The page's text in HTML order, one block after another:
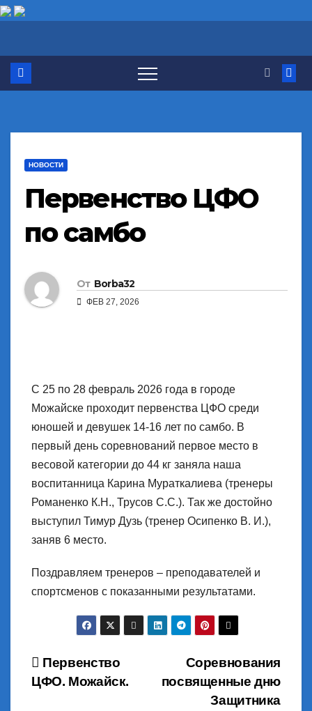
содержимому
НОВОСТИ
Первенство ЦФО
по самбо
От Borba32
ФЕВ 27, 2026
С 25 по 28 февраль 2026 года в городе
Можайске проходит первенства ЦФО среди
юношей и девушек 14-16 лет по самбо. В
первый день соревнований первое место в
весовой категории до 44 кг заняла наша
воспитанница Карина Мураткалиева (тренеры
Романенко К.Н., Трусов С.С.). Так же достойно
выступил Тимур Дузь (тренер Осипенко В. И.),
заняв 6 место.
Поздравляем тренеров – преподавателей и
спортсменов с показанными результатами.
Навигация
по
Cоревнования
посвященные дню
Защитника
Первенство
ЦФО. Можайск.